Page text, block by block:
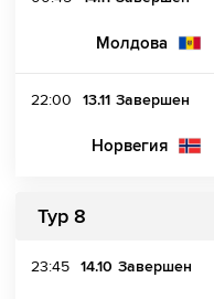
Молдова
22:00 13.11 Завершен
Норвегия
Тур 8
23:45 14.10 Завершен